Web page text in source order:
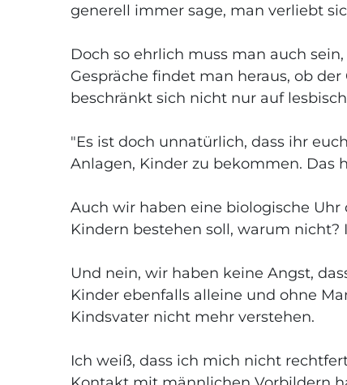
generell immer sage, man verliebt
Doch so ehrlich muss man auch
Gespräche findet man heraus, ob
beschränkt sich nicht nur auf
"Es ist doch unnatürlich, dass ihr
Anlagen, Kinder zu bekommen. Das
Auch wir haben eine biologische
Kindern bestehen soll, warum
Und nein, wir haben keine Angst,
Kinder ebenfalls alleine und ohne
Kindsvater nicht mehr verstehen.
Ich weiß, dass ich mich nicht